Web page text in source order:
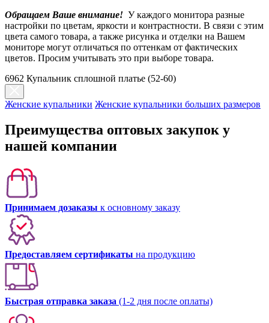
Обращаем Ваше внимание! У каждого монитора разные
настройки по цветам, яркости и контрастности. В связи с этим
цвета самого товара, а также рисунка и отделки на Вашем
мониторе могут отличаться по оттенкам от фактических
цветов. Просим учитывать это при выборе товара.
6962 Купальник сплошной платье (52-60)
Женские купальники Женские купальники больших размеров
Преимущества оптовых закупок у
нашей компании
Принимаем дозаказы к основному заказу
Предоставляем сертификаты на продукцию
Быстрая отправка заказа (1-2 дня после оплаты)